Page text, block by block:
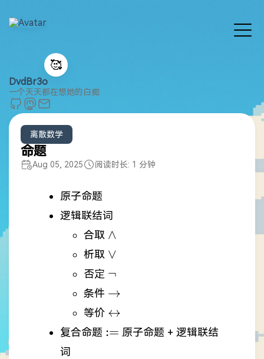
🥰
DvdBr3o
一个天天都在想她的白痴
离散数学
命题
Aug 05, 2025 阅读时长: 1 分钟
原子命题
逻辑联结词
合取 \wedge
∧
析取 \vee
∨
否定 \neg
¬
条件 \rightarrow
→
等价 \leftrightarrow
↔
复合命题 :=
:= 原子命题 + 逻辑联结
词